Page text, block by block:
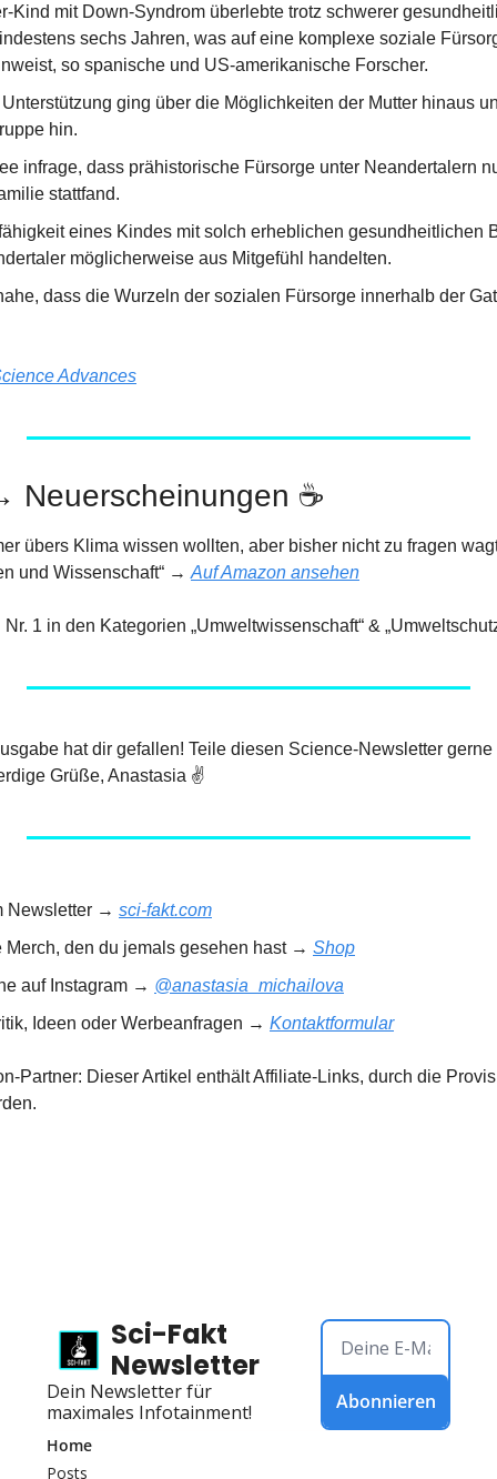
Kind mit Down-Syndrom überlebte trotz schwerer
sechs Jahren, was auf eine komplexe soziale
so spanische und US-amerikanische Forscher.
ging über die Möglichkeiten der Mutter hinaus
hin.
infrage, dass prähistorische Fürsorge unter Neandertalern
stattfand.
eines Kindes mit solch erheblichen gesundheitlichen
möglicherweise aus Mitgefühl handelten.
dass die Wurzeln der sozialen Fürsorge innerhalb der
Advances
Neuerscheinungen ☕️
übers Klima wissen wollten, aber bisher nicht zu fragen
und Wissenschaft“ → Auf Amazon ansehen
1 in den Kategorien „Umweltwissenschaft“ &
hat dir gefallen! Teile diesen Science-Newsletter
Grüße, Anastasia ✌️
Newsletter → sci-fakt.com
den du jemals gesehen hast → Shop
auf Instagram → @anastasia_michailova
Ideen oder Werbeanfragen → Kontaktformular
Partner: Dieser Artikel enthält Affiliate-Links, durch die
Sci-Fakt
Newsletter
Dein Newsletter für
maximales Infotainment!
Abonnieren
Home
Posts